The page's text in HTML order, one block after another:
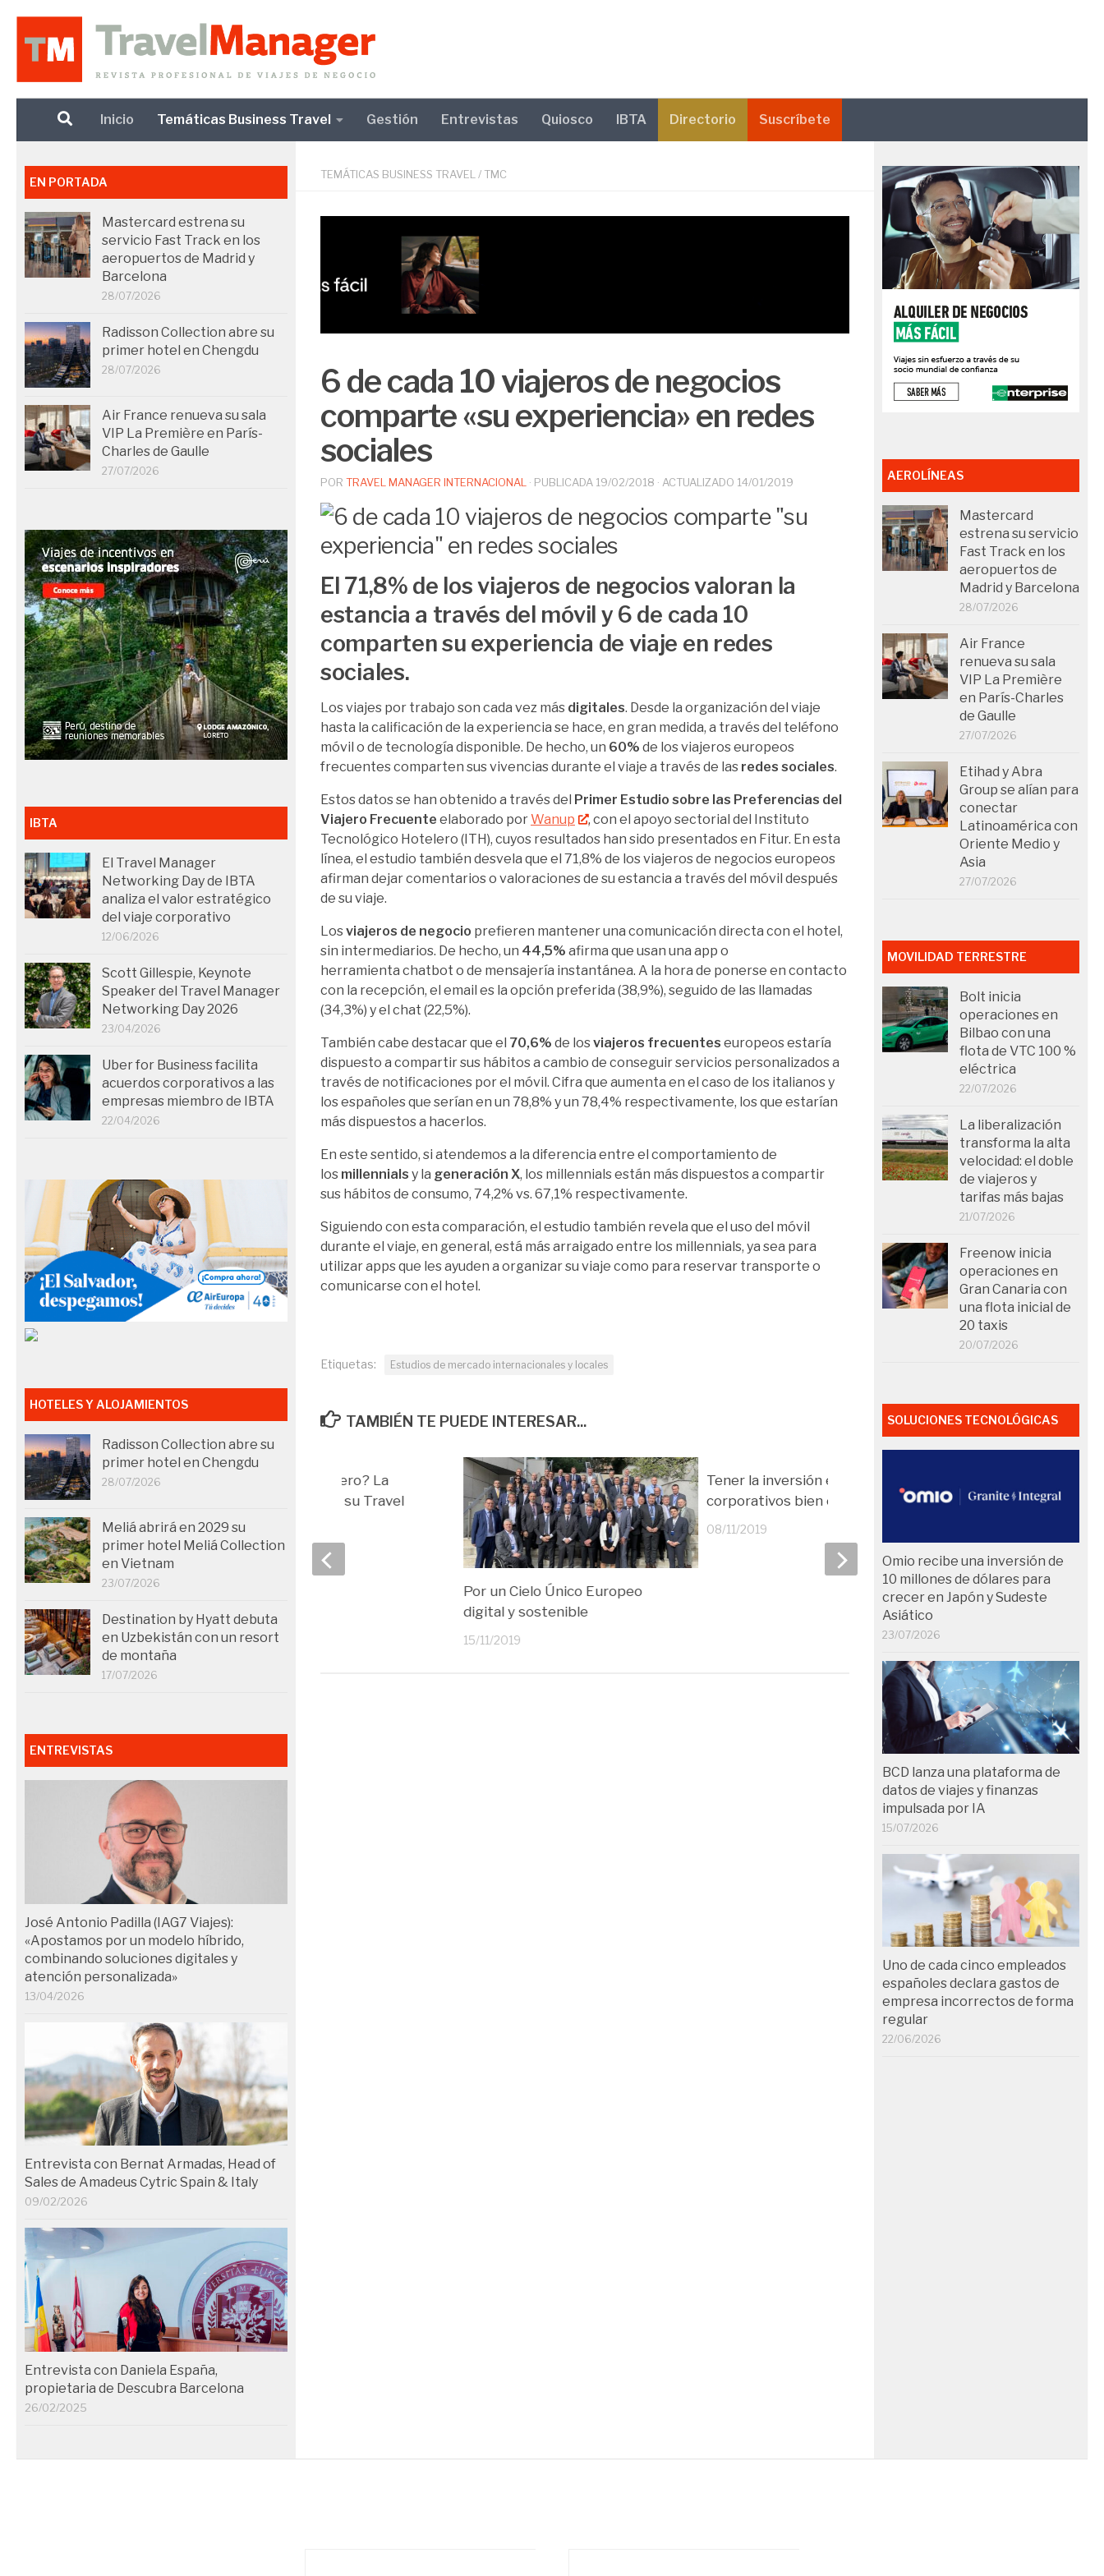
Debajo del contenido
Inicio Temáticas Business Travel Gestión Entrevistas Quiosco IBTA Directorio Suscríbete
TEMÁTICAS BUSINESS TRAVEL / TMC
6 de cada 10 viajeros de negocios
comparte «su experiencia» en redes
sociales
POR TRAVEL MANAGER INTERNACIONAL · PUBLICADA 19/02/2018 · ACTUALIZADO 14/01/2019
El 71,8% de los viajeros de negocios valoran la
estancia a través del móvil y 6 de cada 10
comparten su experiencia de viaje en redes
sociales.
Los viajes por trabajo son cada vez más digitales. Desde la organización del viaje
hasta la calificación de la experiencia se hace, en gran medida, a través del teléfono
móvil o de tecnología disponible. De hecho, un 60% de los viajeros europeos
frecuentes comparten sus vivencias durante el viaje a través de las redes sociales.
Estos datos se han obtenido a través del Primer Estudio sobre las Preferencias del
Viajero Frecuente elaborado porWanup
, con el apoyo sectorial del Instituto
Tecnológico Hotelero (ITH), cuyos resultados han sido presentados en Fitur. En esta
línea, el estudio también desvela que el 71,8% de los viajeros de negocios europeos
afirman dejar comentarios o valoraciones de su estancia a través del móvil después
de su viaje.
Losviajeros de negocio prefieren mantener una comunicación directa con el hotel,
sin intermediarios. De hecho, un 44,5% afirma que usan una app o
herramienta chatbot o de mensajería instantánea. A la hora de ponerse en contacto
con la recepción, el email es la opción preferida (38,9%), seguido de las llamadas
(34,3%) y el chat (22,5%).
También cabe destacar que el 70,6% de losviajeros frecuentes europeos estaría
dispuesto a compartir sus hábitos a cambio de conseguir servicios personalizados a
través de notificaciones por el móvil. Cifra que aumenta en el caso de los italianos y
los españoles que serían en un 78,8% y un 78,4% respectivamente, los que estarían
más dispuestos a hacerlos.
En este sentido, si atendemos a la diferencia entre el comportamiento de
los millennials y la generación X, los millennials están más dispuestos a compartir
sus hábitos de consumo, 74,2% vs. 67,1% respectivamente.
Siguiendo con esta comparación, el estudio también revela que el uso del móvil
durante el viaje, en general, está más arraigado entre los millennials, ya sea para
utilizar apps que les ayuden a organizar su viaje como para reservar transporte o
comunicarse con el hotel.
Etiquetas: Estudios de mercado internacionales y locales
TAMBIÉN TE PUEDE INTERESAR...
Por un Cielo Único Europeo
digital y sostenible
15/11/2019
Tener la inversión en viajes
corporativos bien estructurada
08/11/2019
negocio en España
¿Bienestar del viajero? La
respuesta está en su Travel
Manager
09/09/2019
EN PORTADA
Mastercard estrena su
servicio Fast Track en los
aeropuertos de Madrid y
Barcelona
28/07/2026
Radisson Collection abre su
primer hotel en Chengdu
28/07/2026
Air France renueva su sala
VIP La Première en París-
Charles de Gaulle
27/07/2026
IBTA
El Travel Manager
Networking Day de IBTA
analiza el valor estratégico
del viaje corporativo
12/06/2026
Scott Gillespie, Keynote
Speaker del Travel Manager
Networking Day 2026
23/04/2026
Uber for Business facilita
acuerdos corporativos a las
empresas miembro de IBTA
22/04/2026
HOTELES Y ALOJAMIENTOS
Radisson Collection abre su
primer hotel en Chengdu
28/07/2026
Meliá abrirá en 2029 su
primer hotel Meliá Collection
en Vietnam
23/07/2026
Destination by Hyatt debuta
en Uzbekistán con un resort
de montaña
17/07/2026
ENTREVISTAS
José Antonio Padilla (IAG7 Viajes):
«Apostamos por un modelo híbrido,
combinando soluciones digitales y
atención personalizada»
13/04/2026
Entrevista con Bernat Armadas, Head of
Sales de Amadeus Cytric Spain & Italy
09/02/2026
Entrevista con Daniela España,
propietaria de Descubra Barcelona
26/02/2025
AEROLÍNEAS
Mastercard
estrena su servicio
Fast Track en los
aeropuertos de
Madrid y Barcelona
28/07/2026
Air France
renueva su sala
VIP La Première
en París-Charles
de Gaulle
27/07/2026
Etihad y Abra
Group se alían para
conectar
Latinoamérica con
Oriente Medio y
Asia
27/07/2026
MOVILIDAD TERRESTRE
Bolt inicia
operaciones en
Bilbao con una
flota de VTC 100 %
eléctrica
22/07/2026
La liberalización
transforma la alta
velocidad: el doble
de viajeros y
tarifas más bajas
21/07/2026
Freenow inicia
operaciones en
Gran Canaria con
una flota inicial de
20 taxis
20/07/2026
SOLUCIONES TECNOLÓGICAS
Omio recibe una inversión de
10 millones de dólares para
crecer en Japón y Sudeste
Asiático
23/07/2026
BCD lanza una plataforma de
datos de viajes y finanzas
impulsada por IA
15/07/2026
Uno de cada cinco empleados
españoles declara gastos de
empresa incorrectos de forma
regular
22/06/2026